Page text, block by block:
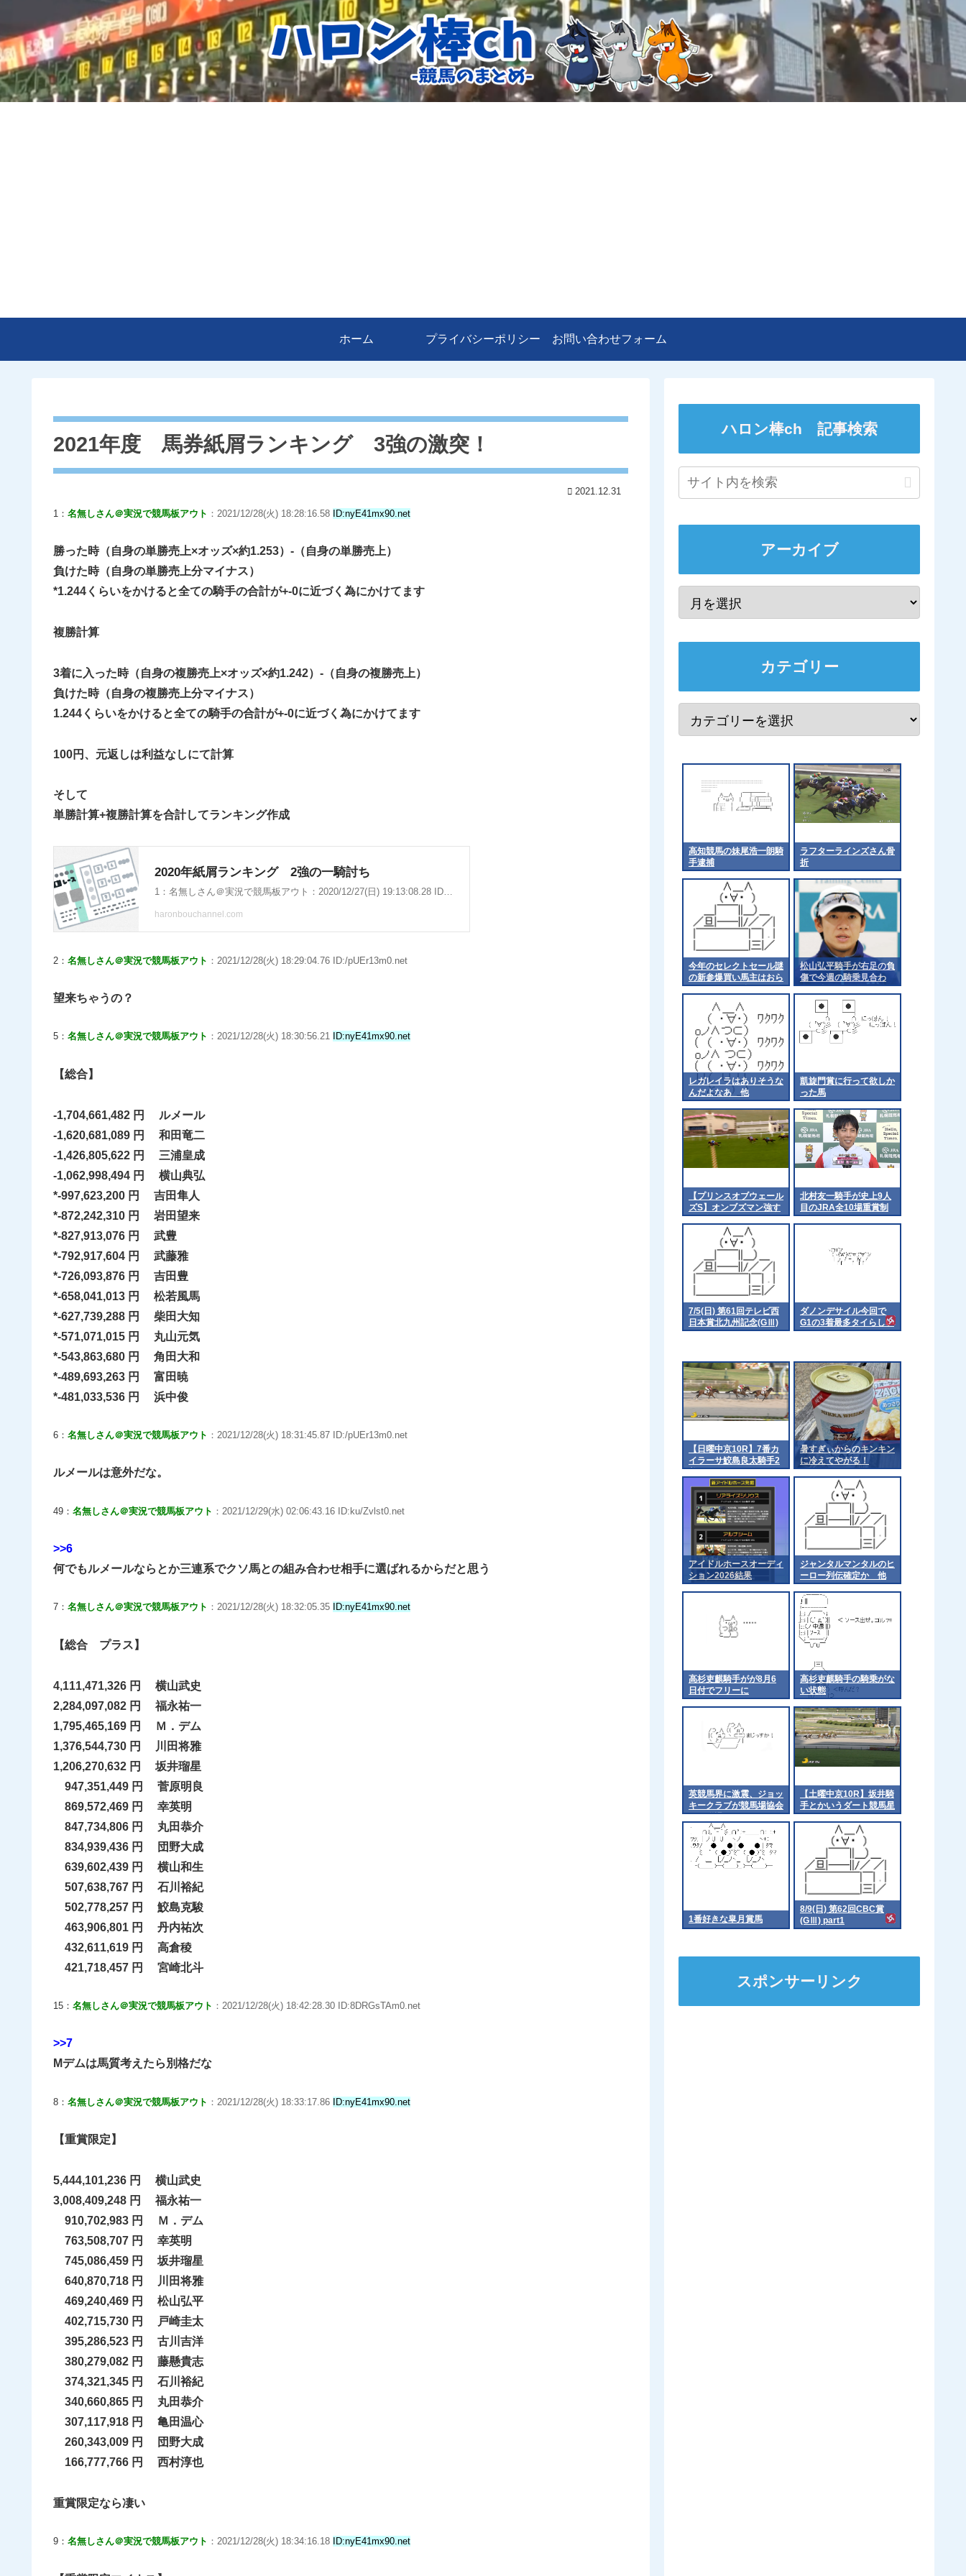
ホーム プライバシーポリシー お問い合わせフォーム
2021年度 馬券紙屑ランキング 3強の激突！
2021.12.31
1： 名無しさん＠実況で競馬板アウト ：2021/12/28(火) 18:28:16.58 ID:nyE41mx90.net
勝った時（自身の単勝売上×オッズ×約1.253）-（自身の単勝売上）
負けた時（自身の単勝売上分マイナス）
*1.244くらいをかけると全ての騎手の合計が+-0に近づく為にかけてます
複勝計算
3着に入った時（自身の複勝売上×オッズ×約1.242）-（自身の複勝売上）
負けた時（自身の複勝売上分マイナス）
1.244くらいをかけると全ての騎手の合計が+-0に近づく為にかけてます
100円、元返しは利益なしにて計算
そして
単勝計算+複勝計算を合計してランキング作成
2： 名無しさん＠実況で競馬板アウト ：2021/12/28(火) 18:29:04.76 ID:/pUEr13m0.net
望来ちゃうの？
5： 名無しさん＠実況で競馬板アウト ：2021/12/28(火) 18:30:56.21 ID:nyE41mx90.net
【総合】
-1,704,661,482 円 ルメール
-1,620,681,089 円 和田竜二
-1,426,805,622 円 三浦皇成
-1,062,998,494 円 横山典弘
*-997,623,200 円 吉田隼人
*-872,242,310 円 岩田望来
*-827,913,076 円 武豊
*-792,917,604 円 武藤雅
*-726,093,876 円 吉田豊
*-658,041,013 円 松若風馬
*-627,739,288 円 柴田大知
*-571,071,015 円 丸山元気
*-543,863,680 円 角田大和
*-489,693,263 円 富田暁
*-481,033,536 円 浜中俊
6： 名無しさん＠実況で競馬板アウト ：2021/12/28(火) 18:31:45.87 ID:/pUEr13m0.net
ルメールは意外だな。
49： 名無しさん＠実況で競馬板アウト ：2021/12/29(水) 02:06:43.16 ID:ku/Zvlst0.net
>>6
何でもルメールならとか三連系でクソ馬との組み合わせ相手に選ばれるからだと思う
7： 名無しさん＠実況で競馬板アウト ：2021/12/28(火) 18:32:05.35 ID:nyE41mx90.net
【総合 プラス】
4,111,471,326 円 横山武史
2,284,097,082 円 福永祐一
1,795,465,169 円 Ｍ．デム
1,376,544,730 円 川田将雅
1,206,270,632 円 坂井瑠星
947,351,449 円 菅原明良
869,572,469 円 幸英明
847,734,806 円 丸田恭介
834,939,436 円 団野大成
639,602,439 円 横山和生
507,638,767 円 石川裕紀
502,778,257 円 鮫島克駿
463,906,801 円 丹内祐次
432,611,619 円 高倉稜
421,718,457 円 宮崎北斗
15： 名無しさん＠実況で競馬板アウト ：2021/12/28(火) 18:42:28.30 ID:8DRGsTAm0.net
>>7
Mデムは馬質考えたら別格だな
8： 名無しさん＠実況で競馬板アウト ：2021/12/28(火) 18:33:17.86 ID:nyE41mx90.net
【重賞限定】
5,444,101,236 円 横山武史
3,008,409,248 円 福永祐一
910,702,983 円 Ｍ．デム
763,508,707 円 幸英明
745,086,459 円 坂井瑠星
640,870,718 円 川田将雅
469,240,469 円 松山弘平
402,715,730 円 戸崎圭太
395,286,523 円 古川吉洋
380,279,082 円 藤懸貴志
374,321,345 円 石川裕紀
340,660,865 円 丸田恭介
307,117,918 円 亀田温心
260,343,009 円 団野大成
166,777,766 円 西村淳也
重賞限定なら凄い
9： 名無しさん＠実況で競馬板アウト ：2021/12/28(火) 18:34:16.18 ID:nyE41mx90.net
ハロン棒ch 記事検索
アーカイブ
カテゴリー
高知競馬の妹尾浩一朗騎
手逮捕
ラフターラインズさん骨
折
今年のセレクトセール謎
の新参爆買い馬主はおら
んかった？ 他
松山弘平騎手が右足の負
傷で今週の騎乗見合わ
せ 他
レガレイラはありそうな
んだよなあ 他
凱旋門賞に行って欲しか
った馬
【プリンスオブウェール
ズS】オンブズマン強す
ぎﾜﾛﾀ
北村友一騎手が史上9人
目のJRA全10場重賞制
覇
7/5(日) 第61回テレビ西
日本賞北九州記念(GⅢ)
part1
ダノンデサイル今回で
G1の3着最多タイらしい
で
【日曜中京10R】7番カ
イラーサ鮫島良太騎手2
着
暑すぎぃからのキンキン
に冷えてやがる！
アイドルホースオーディ
ション2026結果
ジャンタルマンタルのヒ
ーロー列伝確定か 他
高杉吏麒騎手がが8月6
日付でフリーに
高杉吏麒騎手の騎乗がな
い状態
英競馬界に激震、ジョッ
キークラブが競馬場協会
から脱退
【土曜中京10R】坂井騎
手とかいうダート競馬星
人
1番好きな皐月賞馬
8/9(日) 第62回CBC賞
(GⅢ) part1
スポンサーリンク